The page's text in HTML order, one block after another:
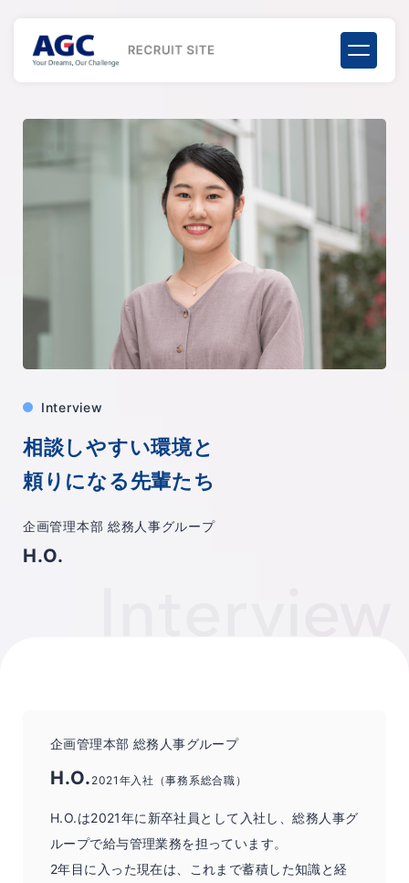
Interview
相談しやすい環境と
頼りになる先輩たち
企画管理本部 総務人事グループ
H.O.
企画管理本部 総務人事グループ
H.O. 2021年入社（事務系総合職）
H.O.は2021年に新卒社員として入社し、総務人事グ
ループで給与管理業務を担っています。
2年目に入った現在は、これまで蓄積した知識と経